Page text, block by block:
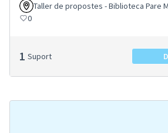
Taller de propostes - Biblioteca Pare
0
1 Suport